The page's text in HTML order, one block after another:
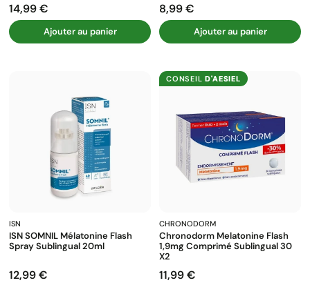
Prix
14,99 €
Ajouter au panier
Prix
8,99 €
Ajouter au panier
ISN
ISN SOMNIL Mélatonine Flash
Spray Sublingual 20ml
Prix
12,99 €
CONSEILD'AESIEL
CHRONODORM
Chronodorm Melatonine Flash
1,9mg Comprimé Sublingual 30
X2
Prix
11,99 €